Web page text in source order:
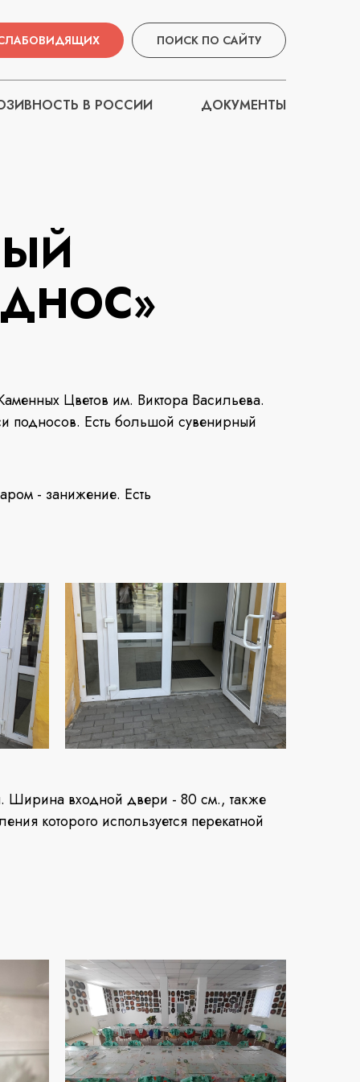
ПОИСК ПО САЙТУ
В РОССИИ ДОКУМЕНТЫ
Цветов им. Виктора Васильева.
подносов. Есть большой сувенирный
- занижение. Есть
Ширина входной двери - 80 см., также
которого используется перекатной